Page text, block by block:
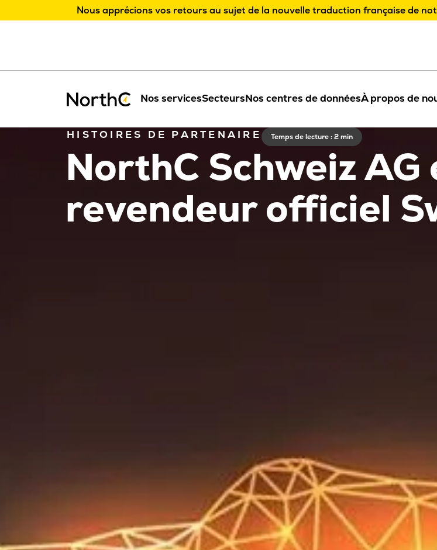
Nous apprécions vos retours au sujet de la nouvelle traduction française de
Nos servicesSecteursNos centres de donnéesÀ propos de
HISTOIRES DE PARTENAIRE Temps de lecture : 2 min
NorthC Schweiz AG
revendeur officiel